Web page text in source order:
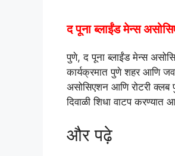
द पूना ब्लाईंड मेन्स
पुणे, द पूना ब्लाईंड मेन्स
कार्यक्रमात पुणे शहर आणि
असोसिएशन आणि रोटरी क्लब
दिवाळी शिधा वाटप करण्यात
और पढ़े